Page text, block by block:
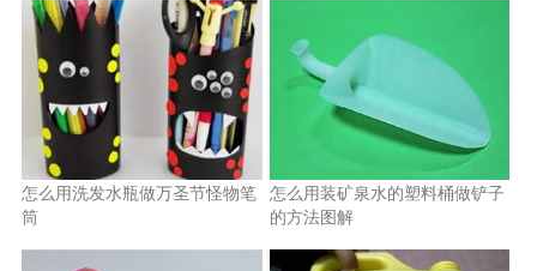
怎么用洗发水瓶做万圣节怪物笔
筒
怎么用装矿泉水的塑料桶做铲子
的方法图解